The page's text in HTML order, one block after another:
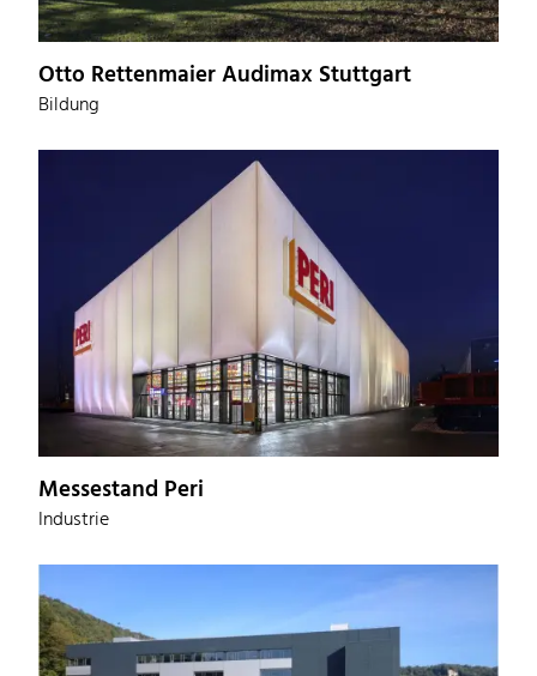
Otto Rettenmaier Audimax Stuttgart
Bildung
Messestand Peri
Industrie